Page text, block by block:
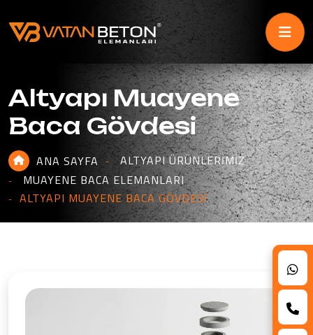
Altyapı Muayene
Baca Gövdesi
ANA SAYFA
ALTYAPI ÜRÜNLERIMIZ
MUAYENE BACA ELEMANLARI
ALTYAPI MUAYENE BACA GÖVDESI